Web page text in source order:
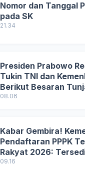
Nomor dan Tanggal
pada SK
21.34
Presiden Prabowo
Tukin TNI dan
Berikut Besaran
Terbaru
08.06
Kabar Gembira!
Pendaftaran PPPK
Rakyat 2026:
Formasi, Simak
09.16